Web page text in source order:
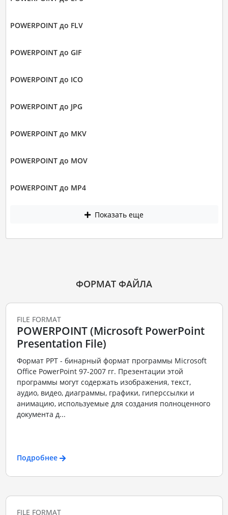
POWERPOINT до FLV
POWERPOINT до GIF
POWERPOINT до ICO
POWERPOINT до JPG
POWERPOINT до MKV
POWERPOINT до MOV
POWERPOINT до MP4
Показать еще
ФОРМАТ ФАЙЛА
FILE FORMAT
POWERPOINT (Microsoft PowerPoint
Presentation File)
Формат PPT - бинарный формат программы Microsoft
Office PowerPoint 97-2007 гг. Презентации этой
программы могут содержать изображения, текст,
аудио, видео, диаграммы, графики, гиперссылки и
анимацию, используемые для создания полноценного
документа д...
Подробнее
FILE FORMAT